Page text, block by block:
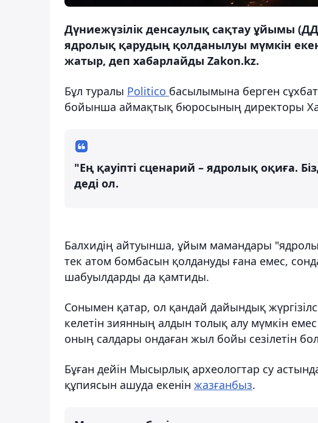
Дүниежүзілік денсаулық сақтау ұйымы
ядролық қарудың қолданылуы мүмкін
жатыр, деп хабарлайды Zakon.kz.
Бұл туралы Politico басылымына берген
бойынша аймақтық бюросының директоры
"Ең қауіпті сценарий – ядролық оқиға.
деді ол.
Балхидің айтуынша, ұйым мамандары
тек атом бомбасын қолдануды ғана емес,
шабуылдарды да қамтиды.
Сонымен қатар, ол қандай дайындық
келетін зиянның алдын толық алу мүмкін
оның салдары ондаған жыл бойы сезілетін
Бұған дейін Мысырлық археологтар су
құпиясын ашуда екенін жазғанбыз.